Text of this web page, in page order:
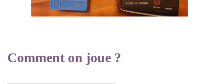
Comment on joue ?